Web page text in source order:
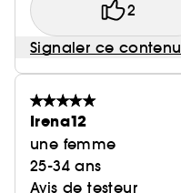
2
Signaler ce contenu
Irena12
une femme
25-34 ans
Avis de testeur